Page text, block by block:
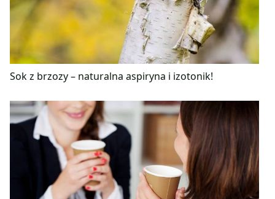
Sok z brzozy – naturalna aspiryna i izotonik!